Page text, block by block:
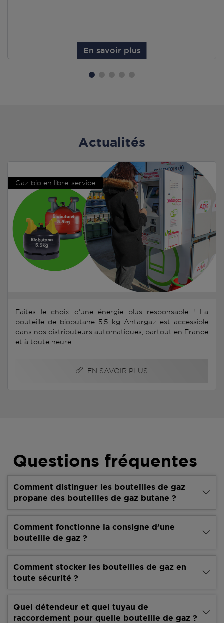
En savoir plus
Actualités
Gaz bio en libre-service
Faites le choix d'une énergie plus responsable ! La
bouteille de biobutane 5,5 kg Antargaz est accessible
dans nos distributeurs automatiques, partout en France
et à toute heure.
EN SAVOIR PLUS
Questions fréquentes
Comment distinguer les bouteilles de gaz
propane des bouteilles de gaz butane ?
Comment fonctionne la consigne d’une
bouteille de gaz ?
Comment stocker les bouteilles de gaz en
toute sécurité ?
Quel détendeur et quel tuyau de
raccordement pour quelle bouteille de gaz ?